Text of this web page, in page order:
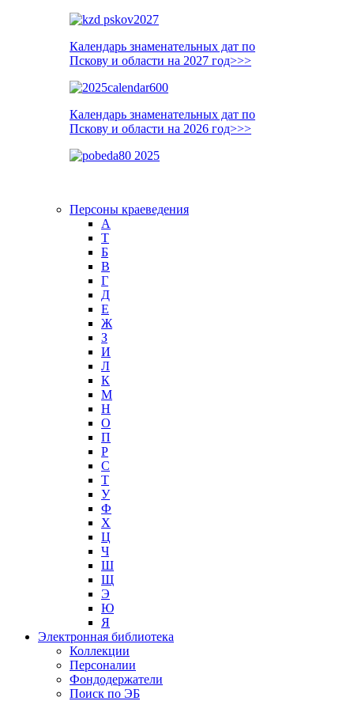
Календарь знаменательных дат по
Пскову и области на 2027 год>>>
Календарь знаменательных дат по
Пскову и области на 2026 год>>>
Персоны краеведения
А
T
Б
В
Г
Д
Е
Ж
З
И
Л
К
М
Н
О
П
Р
С
Т
У
Ф
Х
Ц
Ч
Ш
Щ
Э
Ю
Я
Электронная библиотека
Коллекции
Персоналии
Фондодержатели
Поиск по ЭБ